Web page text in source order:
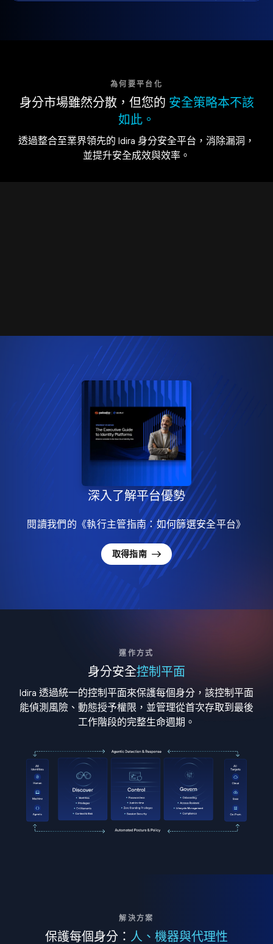
為何要平台化
身分市場雖然分散，但您的 安全策略本不該
如此。
透過整合至業界領先的 Idira 身分安全平台，消除漏洞，
並提升安全成效與效率。
深入了解平台優勢
閱讀我們的《執行主管指南：如何篩選安全平台》
取得指南
運作方式
身分安全控制平面
Idira 透過統一的控制平面來保護每個身分，該控制平面
能偵測風險、動態授予權限，並管理從首次存取到最後
工作階段的完整生命週期。
解決方案
保護每個身分： 人、機器與代理性